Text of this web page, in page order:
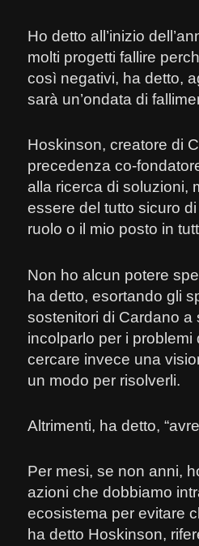
Ho detto all’inizio
molti progetti fallire
così negativi, ha detto,
sarà un’ondata di
Hoskinson, creatore di
precedenza co-
alla ricerca di soluzioni,
essere del tutto sicuro
ruolo o il mio posto in
Non ho alcun potere
ha detto, esortando gli
sostenitori di Cardano a
incolparlo per i problemi
cercare invece una
un modo per risolverli.
Altrimenti, ha detto,
Per mesi, se non anni,
azioni che dobbiamo
ecosistema per evitare
ha detto Hoskinson,